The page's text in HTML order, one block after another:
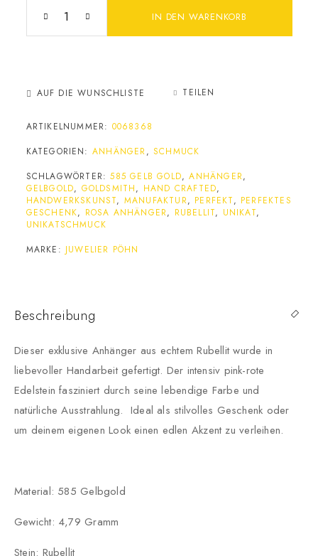
IN DEN WARENKORB
AUF DIE WUNSCHLISTE TEILEN
ARTIKELNUMMER: 0068368
KATEGORIEN: ANHÄNGER, SCHMUCK
SCHLAGWÖRTER:585 GELB GOLD,ANHÄNGER,
GELBGOLD, GOLDSMITH, HAND CRAFTED,
HANDWERKSKUNST, MANUFAKTUR, PERFEKT, PERFEKTES
GESCHENK, ROSA ANHÄNGER, RUBELLIT, UNIKAT,
UNIKATSCHMUCK
MARKE: JUWELIER PÖHN
Beschreibung
Dieser exklusive Anhänger aus echtem Rubellit wurde in
liebevoller Handarbeit gefertigt. Der intensiv pink-rote
Edelstein fasziniert durch seine lebendige Farbe und
natürliche Ausstrahlung. Ideal als stilvolles Geschenk oder
um deinem eigenen Look einen edlen Akzent zu verleihen.
Material: 585 Gelbgold
Gewicht: 4,79 Gramm
Stein: Rubellit